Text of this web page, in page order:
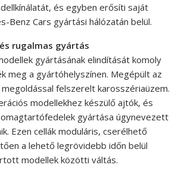
és egyben erősíti saját
Benz Cars gyártási hálózatán belül.
rugalmas gyártás
gyártásának elindítását komoly
meg a gyártóhelyszínen. Megépült az
felszerelt karosszériaüzem.
modellekhez készülő ajtók, és
gyártása úgynevezett
Ezen cellák moduláris, cserélhető
a lehető legrövidebb időn belül
modellek közötti váltás.